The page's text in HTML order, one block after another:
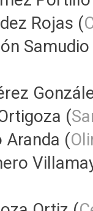
Rojas (
(
Aranda (